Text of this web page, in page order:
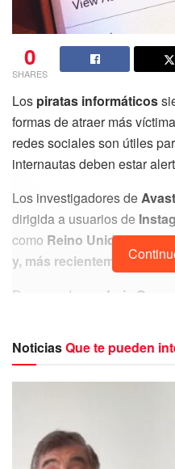
0
SHARES
Los piratas informáticos
formas de atraer más
redes sociales son útiles
internautas deben estar
Los investigadores deAvast
dirigida a usuarios de
como Reino Unido,
y, más recientemente,
De acuerdo con Luis
víctima, porque es uno de
seleccionados”para
También ofrecen al usuario
Instagram y, al final,
NoticiasQue te pueden